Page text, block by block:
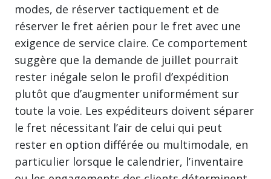
modes, de réserver tactiquement et de
réserver le fret aérien pour le fret avec une
exigence de service claire. Ce comportement
suggère que la demande de juillet pourrait
rester inégale selon le profil d’expédition
plutôt que d’augmenter uniformément sur
toute la voie. Les expéditeurs doivent séparer
le fret nécessitant l’air de celui qui peut
rester en option différée ou multimodale, en
particulier lorsque le calendrier, l’inventaire